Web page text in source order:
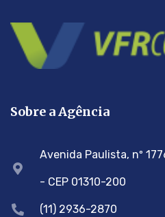
Sobre a Agência
Avenida Paulista, nº
- CEP 01310-200
(11) 2936-2870